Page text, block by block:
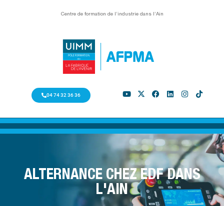
Centre de formation de l’industrie dans l’Ain
04 74 32 36 36
ALTERNANCE CHEZ EDF DANS
L'AIN